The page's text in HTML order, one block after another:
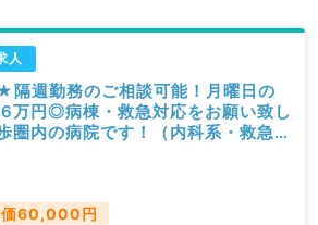
人
隔週勤務のご相談可能！月曜日の
万円◎病棟・救急対応をお願い致し
圏内の病院です！（内科系・救急科
価60,000円